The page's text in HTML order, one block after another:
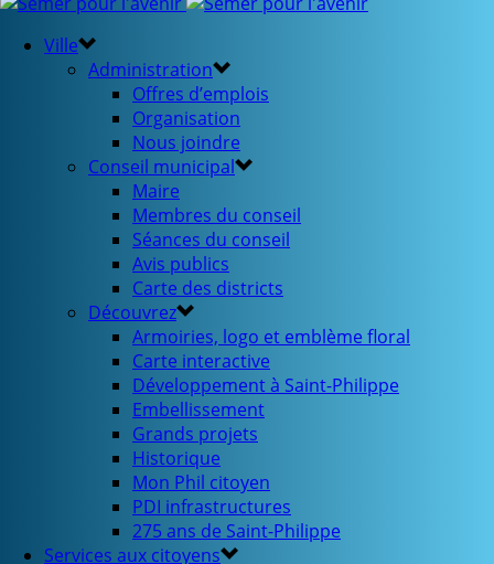
Ville
Administration
Offres d’emplois
Organisation
Nous joindre
Conseil municipal
Maire
Membres du conseil
Séances du conseil
Avis publics
Carte des districts
Découvrez
Armoiries, logo et emblème floral
Carte interactive
Développement à Saint-Philippe
Embellissement
Grands projets
Historique
Mon Phil citoyen
PDI infrastructures
275 ans de Saint-Philippe
Services aux citoyens